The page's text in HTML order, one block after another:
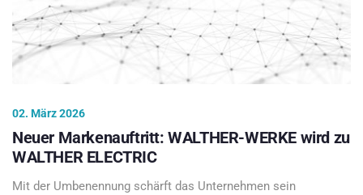
02. März 2026
Neuer Markenauftritt: WALTHER-WERKE wird zu
WALTHER ELECTRIC
Mit der Umbenennung schärft das Unternehmen sein